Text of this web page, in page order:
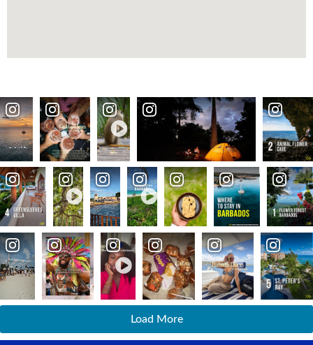
Load More